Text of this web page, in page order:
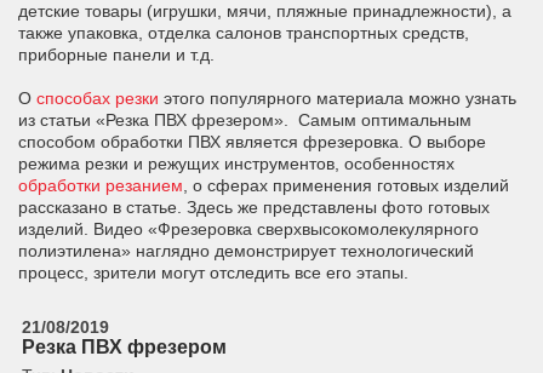
детские товары (игрушки, мячи, пляжные принадлежности), а
также упаковка, отделка салонов транспортных средств,
приборные панели и т.д.
О способах резки этого популярного материала можно узнать
из статьи «Резка ПВХ фрезером». Самым оптимальным
способом обработки ПВХ является фрезеровка. О выборе
режима резки и режущих инструментов, особенностях
обработки резанием , о сферах применения готовых изделий
рассказано в статье. Здесь же представлены фото готовых
изделий. Видео «Фрезеровка сверхвысокомолекулярного
полиэтилена» наглядно демонстрирует технологический
процесс, зрители могут отследить все его этапы.
21/08/2019
Резка ПВХ фрезером